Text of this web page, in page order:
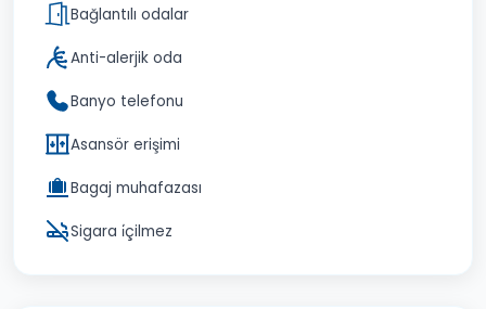
Bağlantılı odalar
Anti-alerjik oda
Banyo telefonu
Asansör erişimi
Bagaj muhafazası
Sigara i̇çilmez